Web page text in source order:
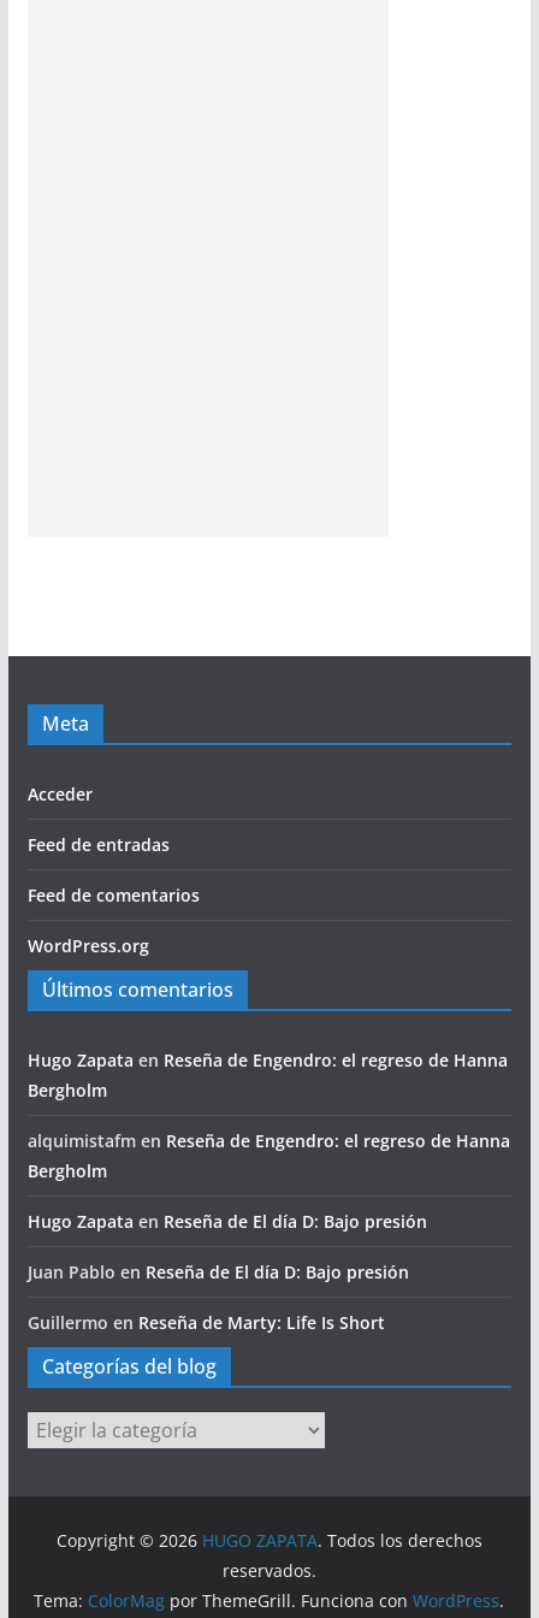
Meta
Acceder
Feed de entradas
Feed de comentarios
WordPress.org
Últimos comentarios
Hugo Zapata en Reseña de Engendro: el regreso de Hanna
Bergholm
alquimistafmen Reseña de Engendro: el regreso de Hanna
Bergholm
Hugo Zapata en Reseña de El día D: Bajo presión
Juan Pablo en Reseña de El día D: Bajo presión
Guillermo en Reseña de Marty: Life Is Short
Categorías del blog
Categorías
del
Copyright © 2026 HUGO ZAPATA. Todos los derechos
reservados.
Tema: ColorMag por ThemeGrill. Funciona conWordPress.